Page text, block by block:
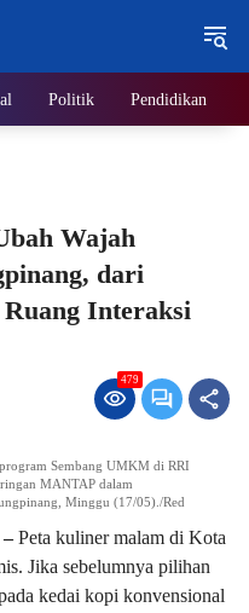
Politik Pendidikan
Wajah
dari
Interaksi
479
Sembang UMKM di RRI
MANTAP dalam
Minggu (17/05)./Red
Peta kuliner malam di Kota
Jika sebelumnya pilihan
kedai kopi konvensional